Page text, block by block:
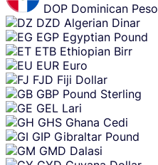
DOP Dominican Peso
DZD Algerian Dinar
EGP Egyptian Pound
ETB Ethiopian Birr
EUR Euro
FJD Fiji Dollar
GBP Pound Sterling
GEL Lari
GHS Ghana Cedi
GIP Gibraltar Pound
GMD Dalasi